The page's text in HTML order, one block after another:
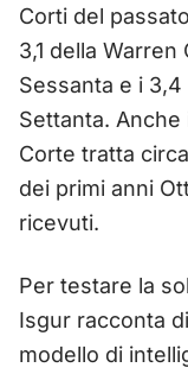
Corti del
3,1 della
Sessanta e i
Settanta.
Corte tratta
dei primi anni
ricevuti.
Per testare la
Isgur racconta
modello di